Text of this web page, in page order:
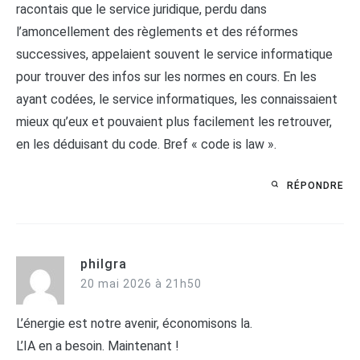
racontais que le service juridique, perdu dans
l’amoncellement des règlements et des réformes
successives, appelaient souvent le service informatique
pour trouver des infos sur les normes en cours. En les
ayant codées, le service informatiques, les connaissaient
mieux qu’eux et pouvaient plus facilement les retrouver,
en les déduisant du code. Bref « code is law ».
RÉPONDRE
philgra
20 mai 2026 à 21h50
L’énergie est notre avenir, économisons la.
L’IA en a besoin. Maintenant !